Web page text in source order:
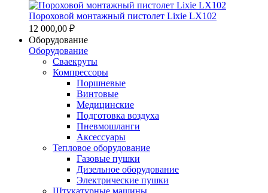
Пороховой монтажный пистолет Lixie LX102
12 000,00 ₽
Оборудование
Оборудование
Сваекруты
Компрессоры
Поршневые
Винтовые
Медицинские
Подготовка воздуха
Пневмошланги
Аксессуары
Тепловое оборудование
Газовые пушки
Дизельное оборудование
Электрические пушки
Штукатурные машины